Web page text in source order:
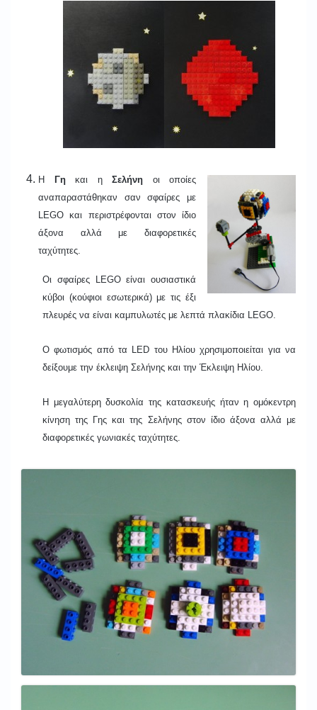
H Γηκαι η Σελήνη οι οποίες
αναπαραστάθηκαν σαν σφαίρες με
LEGO και περιστρέφονται στον ίδιο
άξονα αλλά με διαφορετικές
ταχύτητες.
Οι σφαίρες LEGOείναι ουσιαστικά
κύβοι (κούφιοι εσωτερικά) με τις έξι
πλευρές να είναι καμπυλωτές με λεπτά πλακίδια LEGO.
Ο φωτισμός από τα LED του Ηλίου χρησιμοποιείται για να
δείξουμε την έκλειψη Σελήνης και την Έκλειψη Ηλίου.
Η μεγαλύτερη δυσκολία της κατασκευής ήταν η ομόκεντρη
κίνηση της Γης και της Σελήνης στον ίδιο άξονα αλλά με
διαφορετικές γωνιακές ταχύτητες.